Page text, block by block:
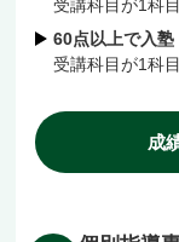
度もご用意し
橋駅・蓮根駅
受講科目が1科
60点以上で入塾
受講科目が1科
成